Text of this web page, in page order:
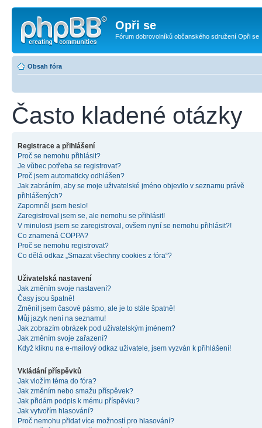
Opři se
Fórum dobrovolníků občanského sdružení Opři se
Obsah fóra
Často kladené otázky
Registrace a přihlášení
Proč se nemohu přihlásit?
Je vůbec potřeba se registrovat?
Proč jsem automaticky odhlášen?
Jak zabráním, aby se moje uživatelské jméno objevilo v seznamu právě
přihlášených?
Zapomněl jsem heslo!
Zaregistroval jsem se, ale nemohu se přihlásit!
V minulosti jsem se zaregistroval, ovšem nyní se nemohu přihlásit?!
Co znamená COPPA?
Proč se nemohu registrovat?
Co dělá odkaz „Smazat všechny cookies z fóra“?
Uživatelská nastavení
Jak změním svoje nastavení?
Časy jsou špatně!
Změnil jsem časové pásmo, ale je to stále špatně!
Můj jazyk není na seznamu!
Jak zobrazím obrázek pod uživatelským jménem?
Jak změním svoje zařazení?
Když kliknu na e-mailový odkaz uživatele, jsem vyzván k přihlášení!
Vkládání příspěvků
Jak vložím téma do fóra?
Jak změním nebo smažu příspěvek?
Jak přidám podpis k mému příspěvku?
Jak vytvořím hlasování?
Proč nemohu přidat více možností pro hlasování?